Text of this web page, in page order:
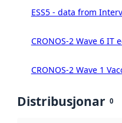
ESS5 - data from
CRONOS-2 Wave 6 IT
CRONOS-2 Wave 1
Distribusjonar 0